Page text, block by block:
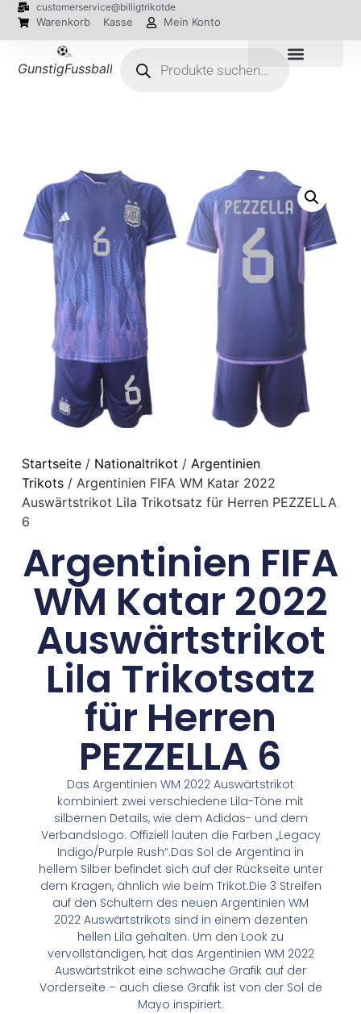
customerservice@billigtrikotde
Warenkorb Kasse Mein Konto
GunstigFussballTrikot
Startseite/ Nationaltrikot / Argentinien
Trikots/ Argentinien FIFA WM Katar 2022
Auswärtstrikot Lila Trikotsatz für Herren PEZZELLA
6
Argentinien FIFA
WM Katar 2022
Auswärtstrikot
Lila Trikotsatz
für Herren
PEZZELLA 6
Das Argentinien WM 2022 Auswärtstrikot
kombiniert zwei verschiedene Lila-Töne mit
silbernen Details, wie dem Adidas- und dem
Verbandslogo. Offiziell lauten die Farben „Legacy
Indigo/Purple Rush“.Das Sol de Argentina in
hellem Silber befindet sich auf der Rückseite unter
dem Kragen, ähnlich wie beim Trikot.Die 3 Streifen
auf den Schultern des neuen Argentinien WM
2022 Auswärtstrikots sind in einem dezenten
hellen Lila gehalten. Um den Look zu
vervollständigen, hat das Argentinien WM 2022
Auswärtstrikot eine schwache Grafik auf der
Vorderseite – auch diese Grafik ist von der Sol de
Mayo inspiriert.